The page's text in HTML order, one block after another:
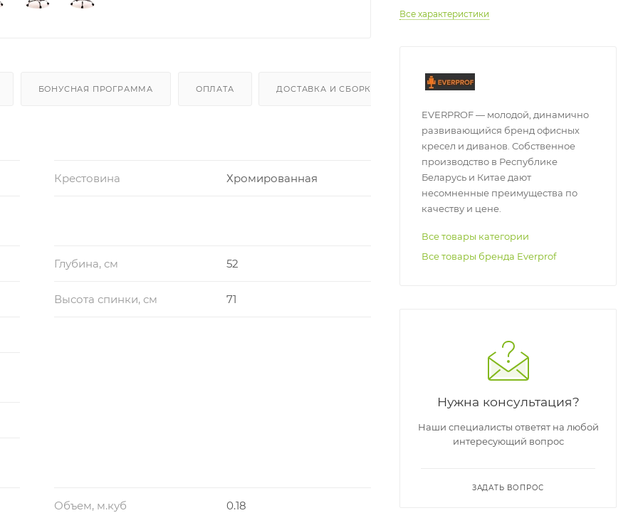
БОНУСНАЯ ПРОГРАММА ОПЛАТА ДОСТАВКА И СБОРКА ГАРАНТИЯ И ВОЗВРАТ
Крестовина Хромированная
Глубина, см 52
Высота спинки, см 71
Объем, м.куб 0.18
Все характеристики
EVERPROF — молодой, динамично
развивающийся бренд офисных
кресел и диванов. Собственное
производство в Республике
Беларусь и Китае дают
несомненные преимущества по
качеству и цене.
Все товары категории
Все товары бренда Everprof
Нужна консультация?
Наши специалисты ответят на любой
интересующий вопрос
ЗАДАТЬ ВОПРОС